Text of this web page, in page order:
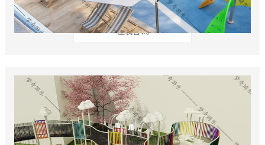
在线咨询